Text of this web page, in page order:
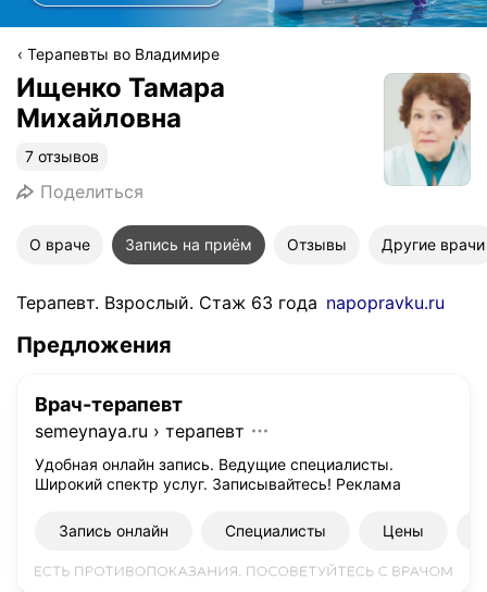
Терапевты во Владимире
Ищенко Тамара
Михайловна
7 отзывов
Поделиться
О враче Запись на приём Отзывы Другие врачи
Терапевт. Взрослый. Стаж 63 года napopravku.ru
Предложения
Врач-терапевт
semeynaya.ru › терапевт
Удобная онлайн запись. Ведущие специалисты.
Широкий спектр услуг. Записывайтесь! Реклама
Запись онлайн Специалисты Цены